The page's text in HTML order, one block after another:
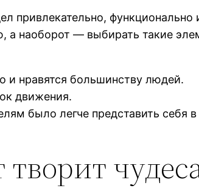
привлекательно, функционально
а наоборот — выбирать такие
и нравятся большинству людей.
движения.
было легче представить себя